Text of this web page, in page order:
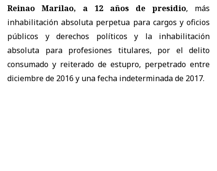
Reinao Marilao, a 12 años de presidio, más
inhabilitación absoluta perpetua para cargos y oficios
públicos y derechos políticos y la inhabilitación
absoluta para profesiones titulares, por el delito
consumado y reiterado de estupro, perpetrado entre
diciembre de 2016 y una fecha indeterminada de 2017.